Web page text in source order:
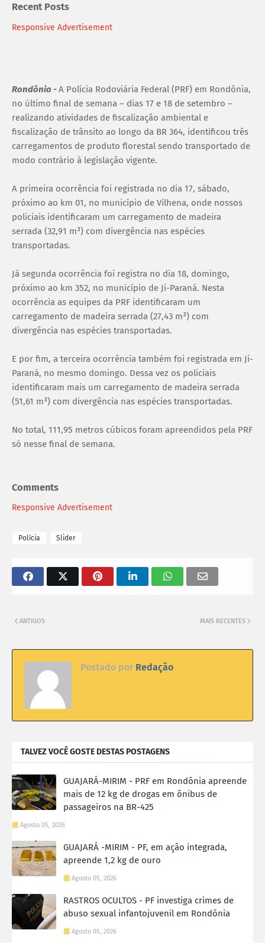
Recent Posts
Responsive Advertisement
Rondônia -A Polícia Rodoviária Federal (PRF) em Rondônia,
no último final de semana – dias 17 e 18 de setembro –
realizando atividades de fiscalização ambiental e
fiscalização de trânsito ao longo da BR 364, identificou três
carregamentos de produto florestal sendo transportado de
modo contrário à legislação vigente.
A primeira ocorrência foi registrada no dia 17, sábado,
próximo ao km 01, no município de Vilhena, onde nossos
policiais identificaram um carregamento de madeira
serrada (32,91 m³) com divergência nas espécies
transportadas.
Já segunda ocorrência foi registra no dia 18, domingo,
próximo ao km 352, no município de Ji-Paraná. Nesta
ocorrência as equipes da PRF identificaram um
carregamento de madeira serrada (27,43 m³) com
divergência nas espécies transportadas.
E por fim, a terceira ocorrência também foi registrada em Ji-
Paraná, no mesmo domingo. Dessa vez os policiais
identificaram mais um carregamento de madeira serrada
(51,61 m³) com divergência nas espécies transportadas.
No total, 111,95 metros cúbicos foram apreendidos pela PRF
só nesse final de semana.
Comments
Responsive Advertisement
Polícia Slider
MAIS RECENTES
ANTIGOS
Postado por Redação
TALVEZ VOCÊ GOSTE DESTAS POSTAGENS
GUAJARÁ-MIRIM - PRF em Rondônia apreende
mais de 12 kg de drogas em ônibus de
passageiros na BR-425
Agosto 05, 2026
GUAJARÁ -MIRIM - PF, em ação integrada,
apreende 1,2 kg de ouro
Agosto 05, 2026
RASTROS OCULTOS - PF investiga crimes de
abuso sexual infantojuvenil em Rondônia
Agosto 05, 2026